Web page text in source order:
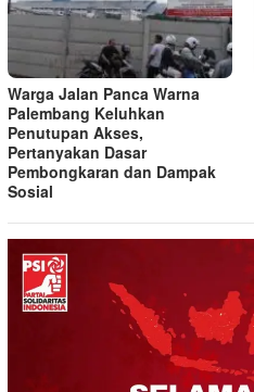
Warga Jalan Panca Warna
Palembang Keluhkan
Penutupan Akses,
Pertanyakan Dasar
Pembongkaran dan Dampak
Sosial